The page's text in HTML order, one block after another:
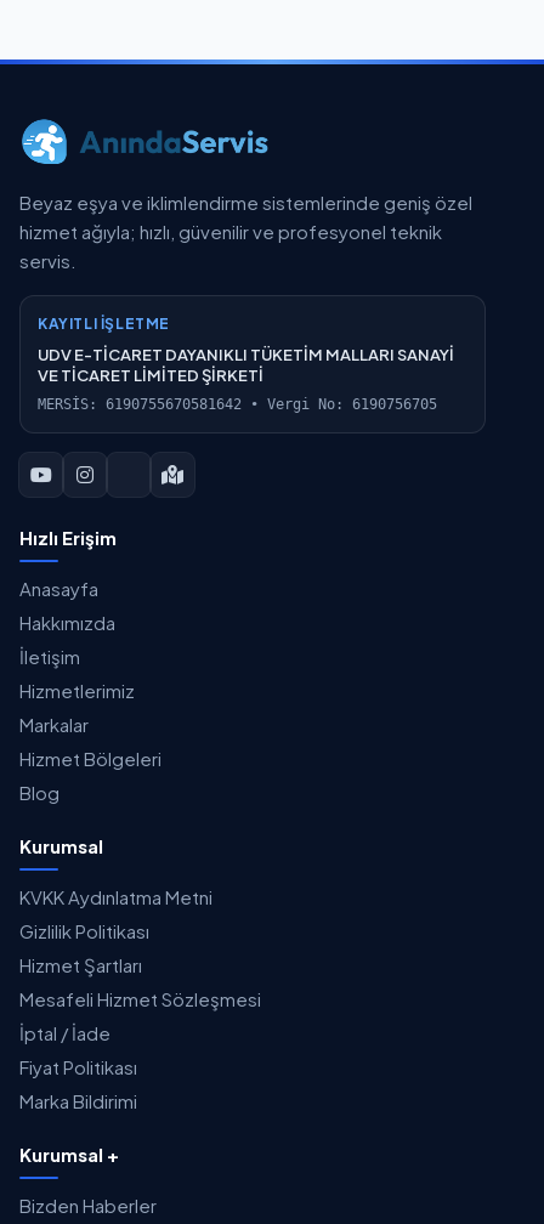
Beyaz eşya ve iklimlendirme sistemlerinde geniş özel
hizmet ağıyla; hızlı, güvenilir ve profesyonel teknik
servis.
KAYITLI İŞLETME
UDV E-TİCARET DAYANIKLI TÜKETİM MALLARI SANAYİ
VE TİCARET LİMİTED ŞİRKETİ
MERSİS: 6190755670581642 • Vergi No: 6190756705
Hızlı Erişim
Anasayfa
Hakkımızda
İletişim
Hizmetlerimiz
Markalar
Hizmet Bölgeleri
Blog
Kurumsal
KVKK Aydınlatma Metni
Gizlilik Politikası
Hizmet Şartları
Mesafeli Hizmet Sözleşmesi
İptal / İade
Fiyat Politikası
Marka Bildirimi
Kurumsal +
Bizden Haberler